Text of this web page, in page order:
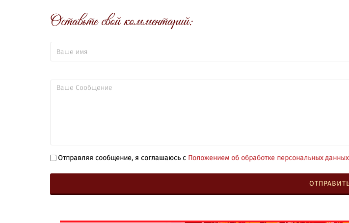
Оставьте свой комментарий:
Отправляя сообщение, я соглашаюсь с Положением об обработке персональных данных